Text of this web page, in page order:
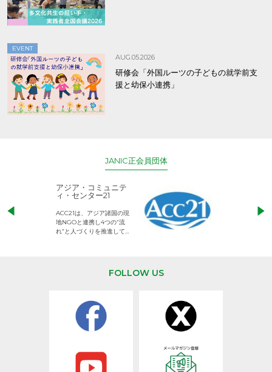
EVENT
AUG.05.2026
研修会「外国ルーツの子どもの就学前支
援と幼保小連携」
JANIC正会員団体
アジア・コミュニテ
ィ・センター21
ACC21は、アジア諸国の現
地NGOと連携し4つの“流
れ”と人づくりを推進してい
児童労働のない
権利が守られた
FOLLOW US